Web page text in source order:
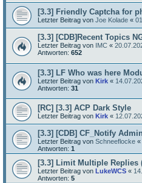
[3.3] Friendly Captcha for
Letzter Beitrag von Joe Kolade «
[3.3] [CDB]Recent Topics
Letzter Beitrag von IMC «
Antworten: 652
[3.3] LF Who was here
Letzter Beitrag von Kirk «
Antworten: 31
[RC] [3.3] ACP Dark Style
Letzter Beitrag von Kirk «
[3.3] [CDB] CF_Notify
Letzter Beitrag von Schneeflocke «
Antworten: 1
[3.3] Limit Multiple Replies
Letzter Beitrag von LukeWCS «
Antworten: 5